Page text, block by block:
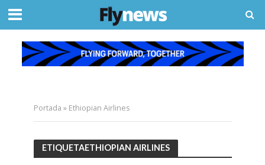
Portada » Ethiopian Airlines
ETIQUETAETHIOPIAN AIRLINES